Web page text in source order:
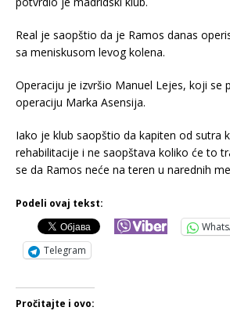
Real je saopštio da je Ramos danas
sa meniskusom levog kolena.
Operaciju je izvršio Manuel Lejes, koji se
operaciju Marka Asensija.
Iako je klub saopštio da kapiten od sutra
rehabilitacije i ne saopštava koliko će to
se da Ramos neće na teren u narednih
Podeli ovaj tekst:
Telegram
Pročitajte i ovo: